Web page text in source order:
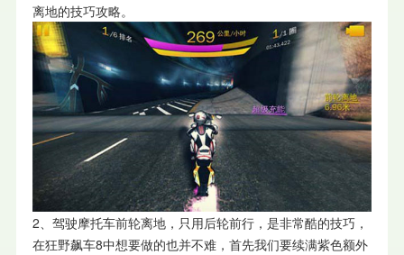
离地的技巧攻略。
2、驾驶摩托车前轮离地，只用后轮前行，是非常酷的技巧，
在狂野飙车8中想要做的也并不难，首先我们要续满紫色额外